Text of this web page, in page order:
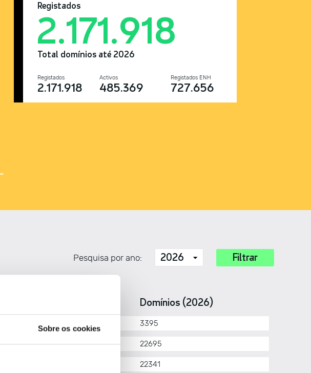
Sobre os cookies
Registados
2.171.918
Total domínios até 2026
Registados
2.171.918
Activos
485.369
Registados ENH
727.656
Pesquisa por ano:
Domínios (2026)
AfriNIC 3395
APNIC 22695
22341